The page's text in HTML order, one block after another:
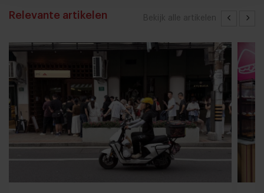
Bekijk alle artikelen
Relevante artikelen